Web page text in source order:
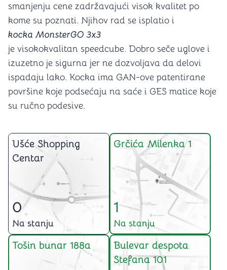
smanjenju cene zadržavajući visok kvalitet po
kome su poznati. Njihov rad se isplatio i
kocka MonsterGO 3x3
je visokokvalitan speedcube. Dobro seče uglove i
izuzetno je sigurna jer ne dozvoljava da delovi
ispadaju lako. Kocka ima GAN-ove patentirane
površine koje podsećaju na saće i GES matice koje
su ručno podesive.
Ušće Shopping
Centar
0
Na stanju
Grčića Milenka 1
1
Na stanju
Tošin bunar 188a
Bulevar despota
Stefana 101